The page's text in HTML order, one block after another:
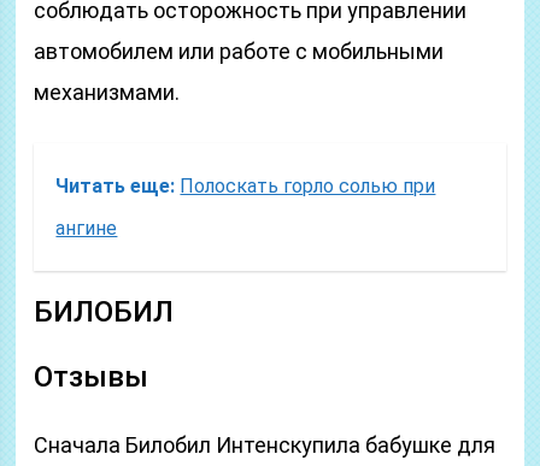
соблюдать осторожность при управлении
автомобилем или работе с мобильными
механизмами.
Читать еще: Полоскать горло солью при
ангине
БИЛОБИЛ
Отзывы
Сначала Билобил Интенскупила бабушке для